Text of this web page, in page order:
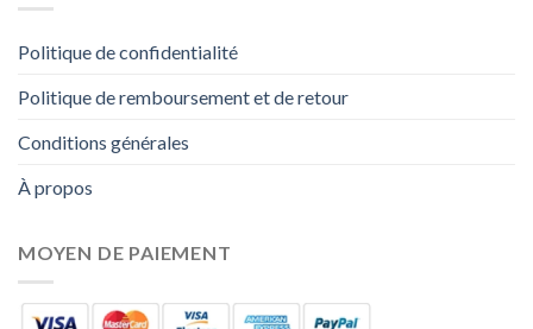
Politique de confidentialité
Politique de remboursement et de retour
Conditions générales
À propos
MOYEN DE PAIEMENT